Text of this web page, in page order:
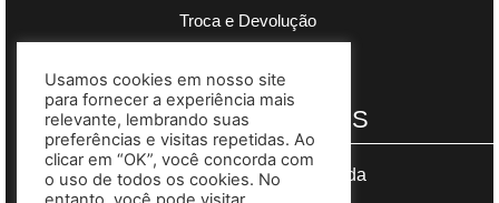
Troca e Devolução
PAGAMENTOS
Segurança garantida
Usamos cookies em nosso site
para fornecer a experiência mais
relevante, lembrando suas
preferências e visitas repetidas. Ao
clicar em “OK”, você concorda com
o uso de todos os cookies. No